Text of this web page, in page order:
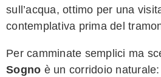
sull’acqua, ottimo per una
contemplativa prima del
Per camminate semplici ma
Sogno è un corridoio